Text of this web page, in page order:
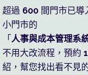
利潤藏在您看
超過 600 間門市已導
小門市的
「人事與成本管理系
不用大改流程，預約
紹，幫您找出看不見